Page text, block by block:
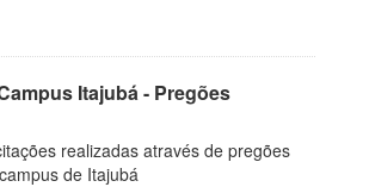
Itajubá - Pregões
realizadas através de pregões
de Itajubá